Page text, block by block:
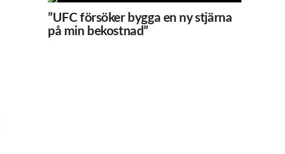
”UFC försöker bygga en ny stjärna
på min bekostnad”